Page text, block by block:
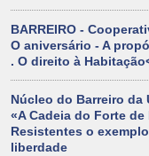
BARREIRO -
O aniversário - A
. O direito à
Núcleo do Barreiro da
«A Cadeia do Forte
Resistentes o
liberdade